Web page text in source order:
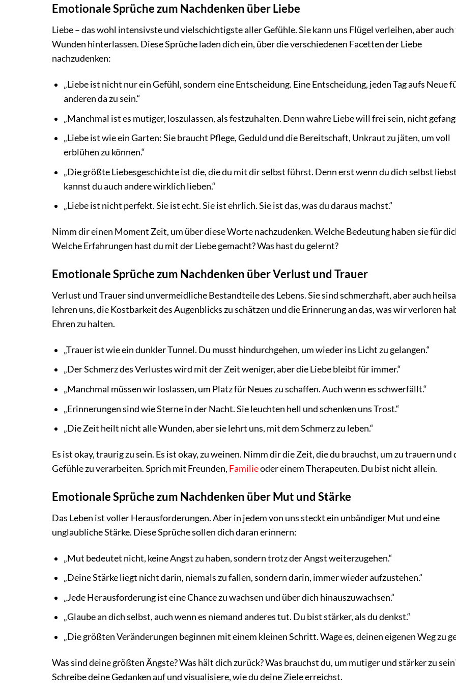
Emotionale Sprüche zum Nachdenken über Liebe
Liebe – das wohl intensivste und vielschichtigste aller Gefühle. Sie kann uns Flügel verleihen, aber
Wunden hinterlassen. Diese Sprüche laden dich ein, über die verschiedenen Facetten der Liebe
nachzudenken:
„Liebe ist nicht nur ein Gefühl, sondern eine Entscheidung. Eine Entscheidung, jeden Tag aufs Neue
anderen da zu sein.“
„Manchmal ist es mutiger, loszulassen, als festzuhalten. Denn wahre Liebe will frei sein, nicht
„Liebe ist wie ein Garten: Sie braucht Pflege, Geduld und die Bereitschaft, Unkraut zu jäten, um voll
erblühen zu können.“
„Die größte Liebesgeschichte ist die, die du mit dir selbst führst. Denn erst wenn du dich selbst
kannst du auch andere wirklich lieben.“
„Liebe ist nicht perfekt. Sie ist echt. Sie ist ehrlich. Sie ist das, was du daraus machst.“
Nimm dir einen Moment Zeit, um über diese Worte nachzudenken. Welche Bedeutung haben sie für
Welche Erfahrungen hast du mit der Liebe gemacht? Was hast du gelernt?
Emotionale Sprüche zum Nachdenken über Verlust und Trauer
Verlust und Trauer sind unvermeidliche Bestandteile des Lebens. Sie sind schmerzhaft, aber auch
lehren uns, die Kostbarkeit des Augenblicks zu schätzen und die Erinnerung an das, was wir verloren
Ehren zu halten.
„Trauer ist wie ein dunkler Tunnel. Du musst hindurchgehen, um wieder ins Licht zu gelangen.“
„Der Schmerz des Verlustes wird mit der Zeit weniger, aber die Liebe bleibt für immer.“
„Manchmal müssen wir loslassen, um Platz für Neues zu schaffen. Auch wenn es schwerfällt.“
„Erinnerungen sind wie Sterne in der Nacht. Sie leuchten hell und schenken uns Trost.“
„Die Zeit heilt nicht alle Wunden, aber sie lehrt uns, mit dem Schmerz zu leben.“
Es ist okay, traurig zu sein. Es ist okay, zu weinen. Nimm dir die Zeit, die du brauchst, um zu trauern und
Gefühle zu verarbeiten. Sprich mit Freunden, Familieoder einem Therapeuten. Du bist nicht allein.
Emotionale Sprüche zum Nachdenken über Mut und Stärke
Das Leben ist voller Herausforderungen. Aber in jedem von uns steckt ein unbändiger Mut und eine
unglaubliche Stärke. Diese Sprüche sollen dich daran erinnern:
„Mut bedeutet nicht, keine Angst zu haben, sondern trotz der Angst weiterzugehen.“
„Deine Stärke liegt nicht darin, niemals zu fallen, sondern darin, immer wieder aufzustehen.“
„Jede Herausforderung ist eine Chance zu wachsen und über dich hinauszuwachsen.“
„Glaube an dich selbst, auch wenn es niemand anderes tut. Du bist stärker, als du denkst.“
„Die größten Veränderungen beginnen mit einem kleinen Schritt. Wage es, deinen eigenen Weg zu
Was sind deine größten Ängste? Was hält dich zurück? Was brauchst du, um mutiger und stärker zu
Schreibe deine Gedanken auf und visualisiere, wie du deine Ziele erreichst.